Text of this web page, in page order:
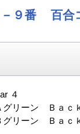
９番 百合
４
グリーン Ｂａｃ
グリーン Ｂａｃ